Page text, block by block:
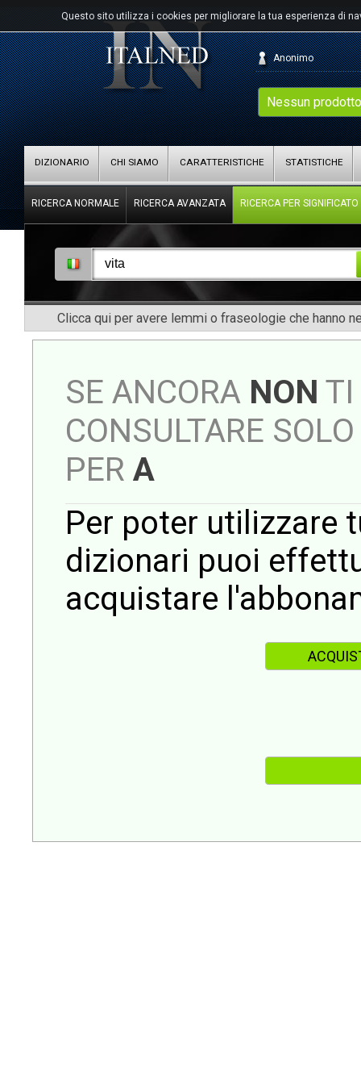
Questo sito utilizza i cookies per migliorare la tua esperienza di
Nessun
Anonimo
DIZIONARIO CHI SIAMO CARATTERISTICHE STATISTICHE
RICERCA NORMALE RICERCA AVANZATA RICERCA PER SIGNIFICATO
Clicca qui per avere lemmi o fraseologie che hanno
SE ANCORA NON TI
CONSULTARE
PER A
Per poter utilizzare
dizionari puoi
acquistare